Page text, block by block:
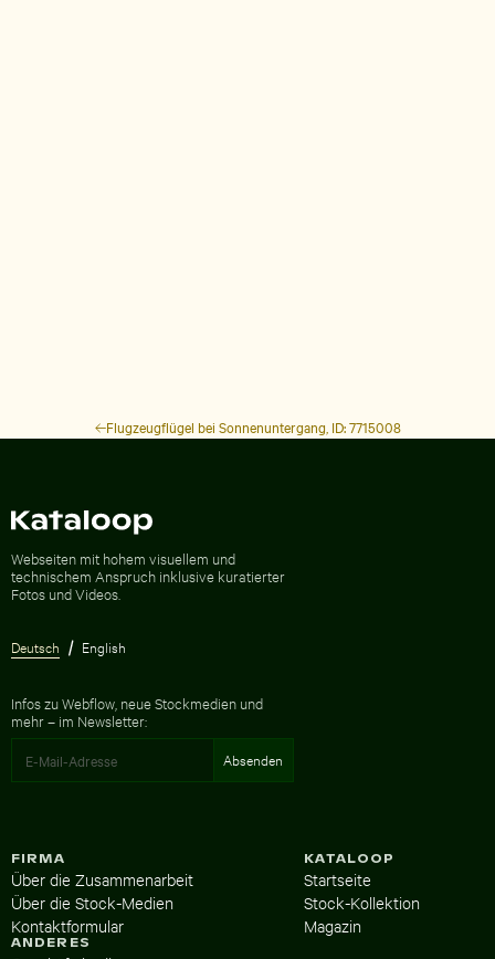
Flugzeugflügel bei Sonnenuntergang, ID: 7715008
Webseiten mit hohem visuellem und
technischem Anspruch inklusive kuratierter
Fotos und Videos.
Deutsch English
Infos zu Webflow, neue Stockmedien und
mehr – im Newsletter:
KATALOOP
Startseite
Stock-Kollektion
Magazin
FIRMA
Über die Zusammenarbeit
Über die Stock-Medien
Kontaktformular
ANDERES